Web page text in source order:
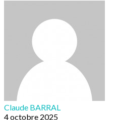
Claude BARRAL
4 octobre 2025